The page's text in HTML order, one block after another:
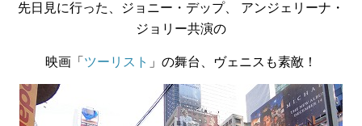
先日見に行った、ジョニー・デップ、 アンジェリーナ・
ジョリー共演の
映画「 ツーリスト 」の舞台、ヴェニスも素敵！